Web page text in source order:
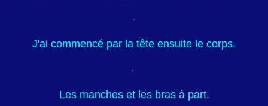
J'ai commencé par la tête ensuite le corps.
Les manches et les bras à part.